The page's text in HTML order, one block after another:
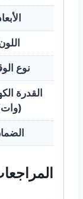
نوع
القدرة